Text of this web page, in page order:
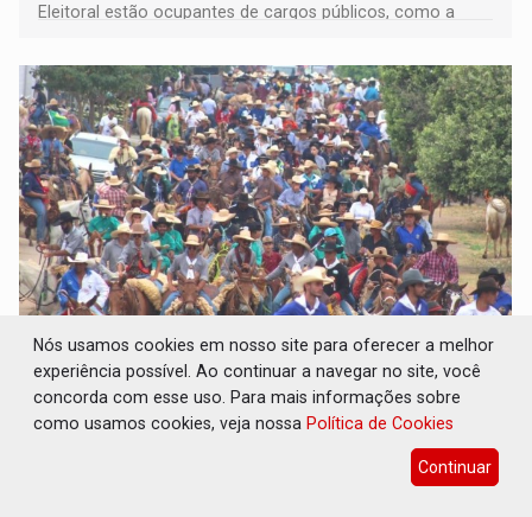
Eleitoral estão ocupantes de cargos públicos, como a
Pedro Geovar (PP) e a vice-prefeita Magna dos Anjos
(NOVO)
INTERIOR: Ouro Preto do Oeste realiza
Cavalgada da Expo Show Norte neste sábado
Cultura 06 de Agosto de 2026 às 14:39
Tradicional desfile de cavaleiros e amazonas abre a
programação da Expo Show Norte 2026 e deve reunir
Nós usamos cookies em nosso site para oferecer a melhor
experiência possível. Ao continuar a navegar no site, você
concorda com esse uso. Para mais informações sobre
como usamos cookies, veja nossa Política de Cookies
Continuar